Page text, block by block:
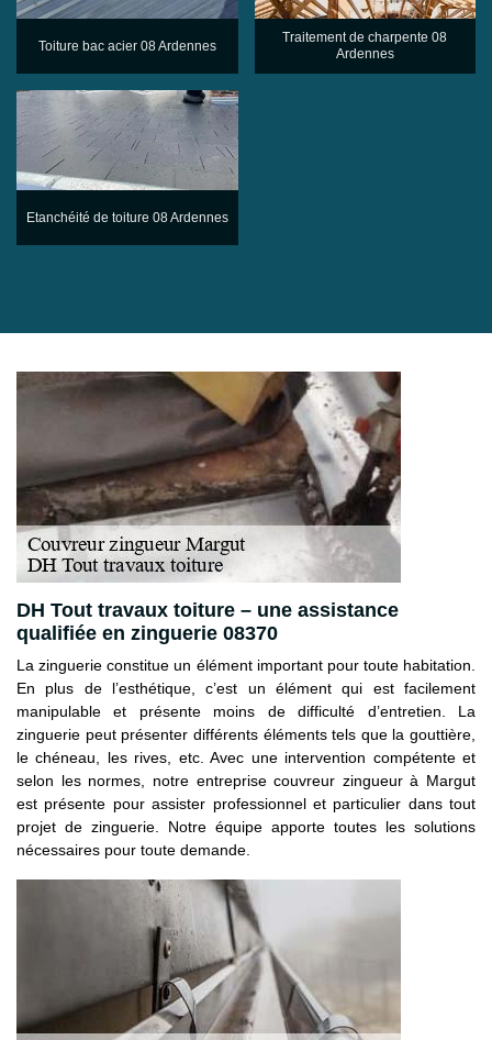
Toiture bac acier 08 Ardennes
Traitement de charpente 08
Ardennes
Etanchéité de toiture 08 Ardennes
DH Tout travaux toiture – une assistance
qualifiée en zinguerie 08370
La zinguerie constitue un élément important pour toute habitation.
En plus de l’esthétique, c’est un élément qui est facilement
manipulable et présente moins de difficulté d’entretien. La
zinguerie peut présenter différents éléments tels que la gouttière,
le chéneau, les rives, etc. Avec une intervention compétente et
selon les normes, notre entreprise couvreur zingueur à Margut
est présente pour assister professionnel et particulier dans tout
projet de zinguerie. Notre équipe apporte toutes les solutions
nécessaires pour toute demande.